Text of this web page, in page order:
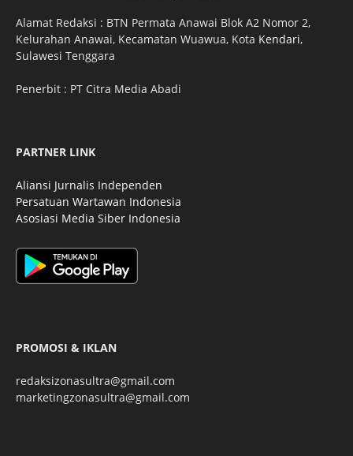
Alamat Redaksi : BTN Permata Anawai Blok A2 Nomor 2,
Kelurahan Anawai, Kecamatan Wuawua, Kota Kendari,
Sulawesi Tenggara
Penerbit : PT Citra Media Abadi
PARTNER LINK
Aliansi Jurnalis Independen
Persatuan Wartawan Indonesia
Asosiasi Media Siber Indonesia
PROMOSI & IKLAN
redaksizonasultra@gmail.com
marketingzonasultra@gmail.com